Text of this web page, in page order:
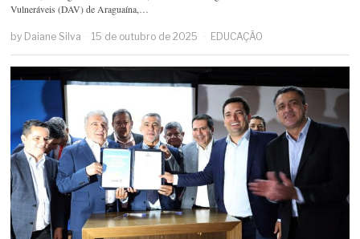
Vulneráveis (DAV) de Araguaína,…
by Daiane Silva 15 de outubro de 2025 EDUCAÇÃO